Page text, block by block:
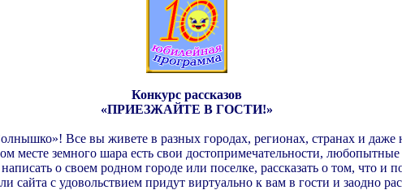
Конкурс рассказов
«ПРИЕЗЖАЙТЕ В ГОСТИ!»
Все вы живете в разных городах, регионах, странах и даже
месте земного шара есть свои достопримечательности,
о своем родном городе или поселке, рассказать о том, что и
сайта с удовольствием придут виртуально к вам в гости и заодно